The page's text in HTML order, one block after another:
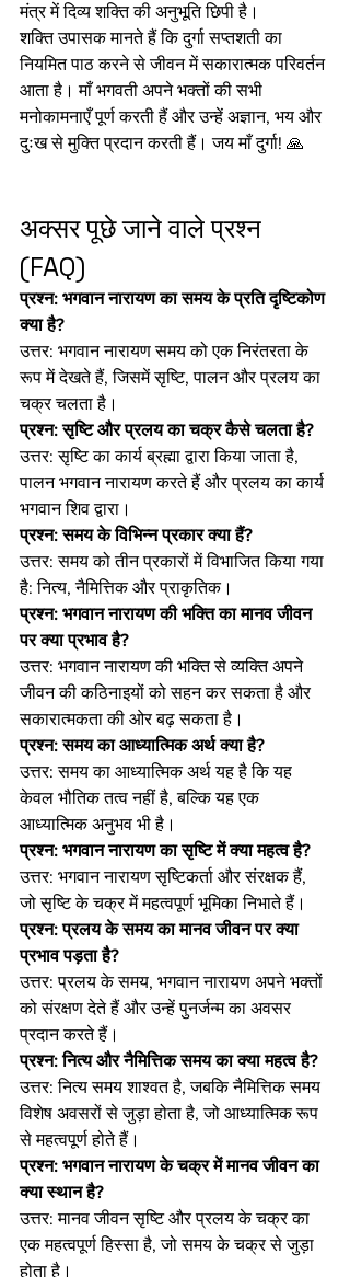
मंत्र में दिव्य शक्ति की अनुभूति छिपी है।
शक्ति उपासक मानते हैं कि दुर्गा सप्तशती का
नियमित पाठ करने से जीवन में सकारात्मक परिवर्तन
आता है। माँ भगवती अपने भक्तों की सभी
मनोकामनाएँ पूर्ण करती हैं और उन्हें अज्ञान, भय और
दुःख से मुक्ति प्रदान करती हैं। जय माँ दुर्गा! 🙏
अक्सर पूछे जाने वाले प्रश्न
(FAQ)
प्रश्न: भगवान नारायण का समय के प्रति दृष्टिकोण
क्या है?
उत्तर: भगवान नारायण समय को एक निरंतरता के
रूप में देखते हैं, जिसमें सृष्टि, पालन और प्रलय का
चक्र चलता है।
प्रश्न: सृष्टि और प्रलय का चक्र कैसे चलता है?
उत्तर: सृष्टि का कार्य ब्रह्मा द्वारा किया जाता है,
पालन भगवान नारायण करते हैं और प्रलय का कार्य
भगवान शिव द्वारा।
प्रश्न: समय के विभिन्न प्रकार क्या हैं?
उत्तर: समय को तीन प्रकारों में विभाजित किया गया
है: नित्य, नैमित्तिक और प्राकृतिक।
प्रश्न: भगवान नारायण की भक्ति का मानव जीवन
पर क्या प्रभाव है?
उत्तर: भगवान नारायण की भक्ति से व्यक्ति अपने
जीवन की कठिनाइयों को सहन कर सकता है और
सकारात्मकता की ओर बढ़ सकता है।
प्रश्न: समय का आध्यात्मिक अर्थ क्या है?
उत्तर: समय का आध्यात्मिक अर्थ यह है कि यह
केवल भौतिक तत्व नहीं है, बल्कि यह एक
आध्यात्मिक अनुभव भी है।
प्रश्न: भगवान नारायण का सृष्टि में क्या महत्व है?
उत्तर: भगवान नारायण सृष्टिकर्ता और संरक्षक हैं,
जो सृष्टि के चक्र में महत्वपूर्ण भूमिका निभाते हैं।
प्रश्न: प्रलय के समय का मानव जीवन पर क्या
प्रभाव पड़ता है?
उत्तर: प्रलय के समय, भगवान नारायण अपने भक्तों
को संरक्षण देते हैं और उन्हें पुनर्जन्म का अवसर
प्रदान करते हैं।
प्रश्न: नित्य और नैमित्तिक समय का क्या महत्व है?
उत्तर: नित्य समय शाश्वत है, जबकि नैमित्तिक समय
विशेष अवसरों से जुड़ा होता है, जो आध्यात्मिक रूप
से महत्वपूर्ण होते हैं।
प्रश्न: भगवान नारायण के चक्र में मानव जीवन का
क्या स्थान है?
उत्तर: मानव जीवन सृष्टि और प्रलय के चक्र का
एक महत्वपूर्ण हिस्सा है, जो समय के चक्र से जुड़ा
होता है।